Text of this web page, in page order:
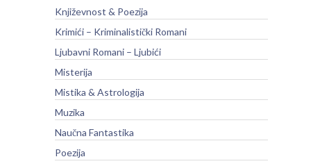
Književnost & Poezija
Krimići – Kriminalistički Romani
Ljubavni Romani – Ljubići
Misterija
Mistika & Astrologija
Muzika
Naučna Fantastika
Poezija